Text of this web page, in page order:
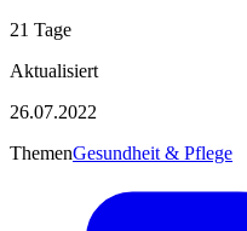
21 Tage
Aktualisiert
26.07.2022
ThemenGesundheit & Pflege